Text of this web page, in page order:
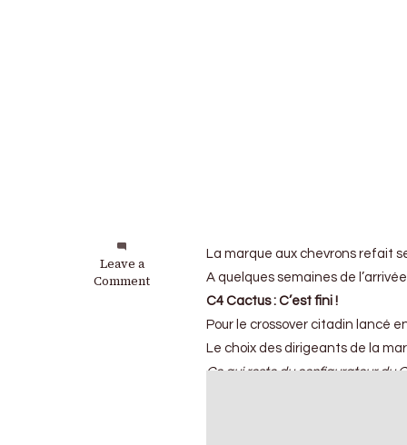
Leave a
Comment
on
Citroën
La marque aux chevrons refait
A quelques semaines de
C4 Cactus : C’est fini !
Pour le crossover citadin lancé
Le choix des dirigeants de la
Ce qui reste du configurateur du